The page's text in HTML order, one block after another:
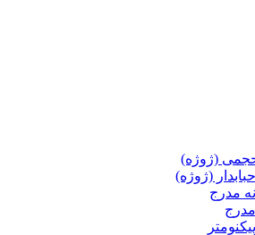
(ژوژه)
(ژوژه)
مدرج